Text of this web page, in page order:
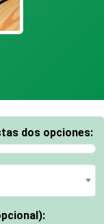
dos opciones: